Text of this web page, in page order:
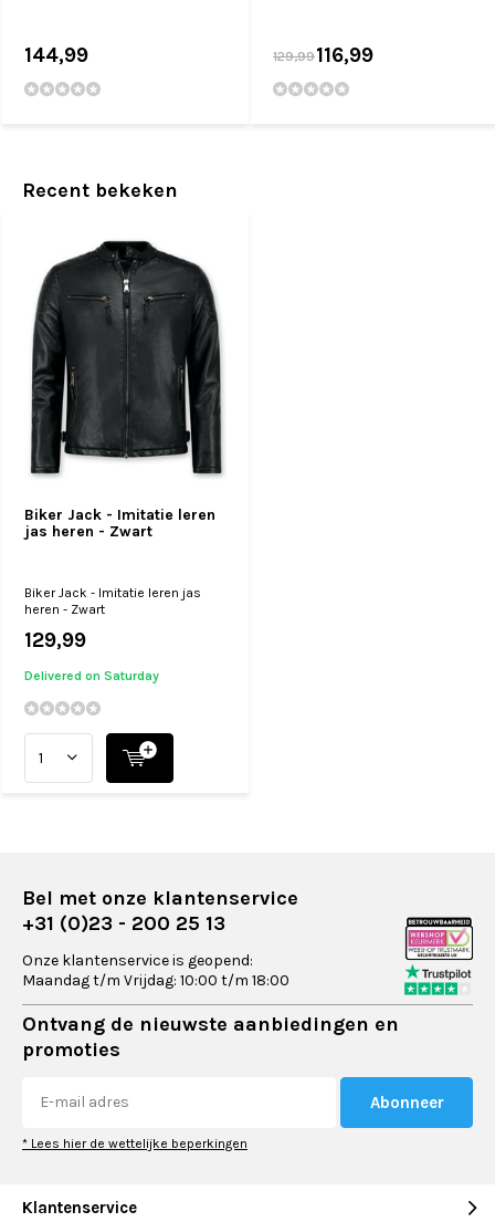
144,99 129,99116,99
Recent bekeken
Biker Jack - Imitatie leren
jas heren - Zwart
Biker Jack - Imitatie leren jas
heren - Zwart
129,99
Delivered on Saturday
Bel met onze klantenservice
+31 (0)23 - 200 25 13
Onze klantenservice is geopend:
Maandag t/m Vrijdag: 10:00 t/m 18:00
Ontvang de nieuwste aanbiedingen en
promoties
Abonneer
* Lees hier de wettelijke beperkingen
Klantenservice